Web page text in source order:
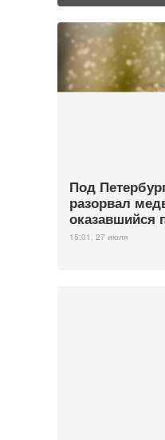
Под
разорвал
оказавшийся
15:01, 27 июля